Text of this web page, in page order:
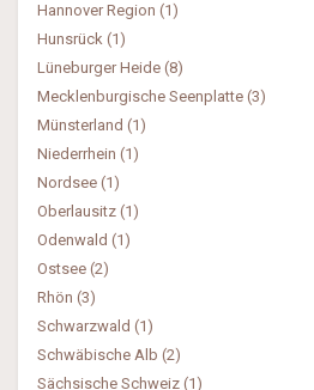
Hannover Region (1)
Hunsrück (1)
Lüneburger Heide (8)
Mecklenburgische Seenplatte (3)
Münsterland (1)
Niederrhein (1)
Nordsee (1)
Oberlausitz (1)
Odenwald (1)
Ostsee (2)
Rhön (3)
Schwarzwald (1)
Schwäbische Alb (2)
Sächsische Schweiz (1)